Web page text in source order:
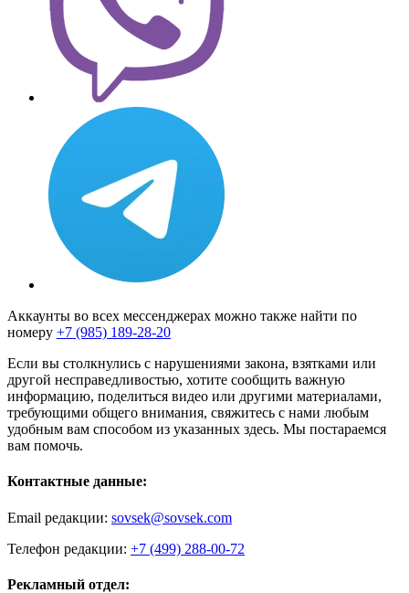
Аккаунты во всех мессенджерах можно также найти по
номеру +7 (985) 189-28-20
Если вы столкнулись с нарушениями закона, взятками или
другой несправедливостью, хотите сообщить важную
информацию, поделиться видео или другими материалами,
требующими общего внимания, свяжитесь с нами любым
удобным вам способом из указанных здесь. Мы постараемся
вам помочь.
Контактные данные:
Email редакции: sovsek@sovsek.com
Телефон редакции: +7 (499) 288-00-72
Рекламный отдел: